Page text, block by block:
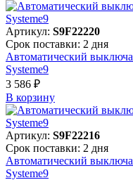
Артикул: S9F22220
Срок поставки: 2 дня
Автоматический
Systeme9
3 586 ₽
В корзинy
Артикул: S9F22216
Срок поставки: 2 дня
Автоматический
Systeme9